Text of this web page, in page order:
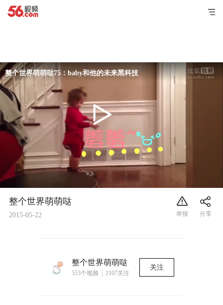
整个世界萌萌哒75：baby和他的未来黑科技
整个世界萌萌哒
2015-05-22
整个世界萌萌哒
553个视频 | 2107关注
关注